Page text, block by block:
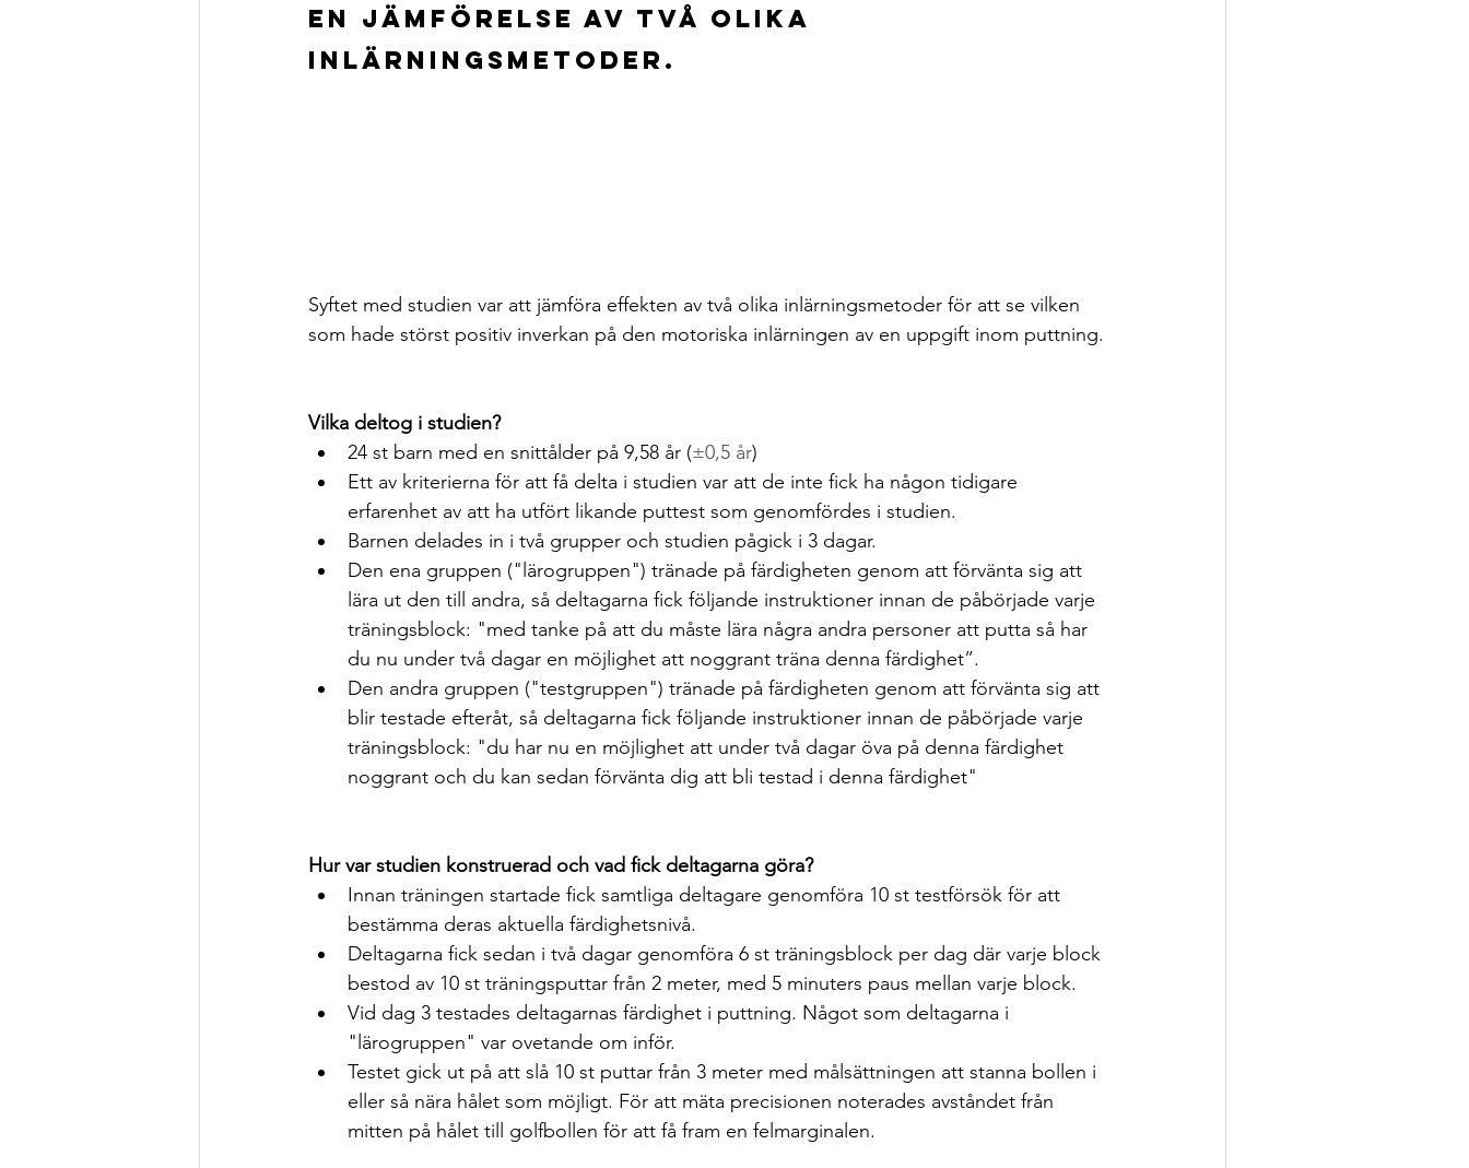
En jämförelse av två olika
inlärningsmetoder.
Syftet med studien var att jämföra effekten av två olika inlärningsmetoder för att se vilken
som hade störst positiv inverkan på den motoriska inlärningen av en uppgift inom puttning.
Vilka deltog i studien?
24 st barn med en snittålder på 9,58 år (±0,5 år)
Ett av kriterierna för att få delta i studien var att de inte fick ha någon tidigare
erfarenhet av att ha utfört likande puttest som genomfördes i studien.
Barnen delades in i två grupper och studien pågick i 3 dagar.
Den ena gruppen ("lärogruppen") tränade på färdigheten genom att förvänta sig att
lära ut den till andra, så deltagarna fick följande instruktioner innan de påbörjade varje
träningsblock: "med tanke på att du måste lära några andra personer att putta så har
du nu under två dagar en möjlighet att noggrant träna denna färdighet”.
Den andra gruppen ("testgruppen") tränade på färdigheten genom att förvänta sig att
blir testade efteråt, så deltagarna fick följande instruktioner innan de påbörjade varje
träningsblock: "du har nu en möjlighet att under två dagar öva på denna färdighet
noggrant och du kan sedan förvänta dig att bli testad i denna färdighet"
Hur var studien konstruerad och vad fick deltagarna göra?
Innan träningen startade fick samtliga deltagare genomföra 10 st testförsök för att
bestämma deras aktuella färdighetsnivå.
Deltagarna fick sedan i två dagar genomföra 6 st träningsblock per dag där varje block
bestod av 10 st träningsputtar från 2 meter, med 5 minuters paus mellan varje block.
Vid dag 3 testades deltagarnas färdighet i puttning. Något som deltagarna i
"lärogruppen" var ovetande om inför.
Testet gick ut på att slå 10 st puttar från 3 meter med målsättningen att stanna bollen i
eller så nära hålet som möjligt. För att mäta precisionen noterades avståndet från
mitten på hålet till golfbollen för att få fram en felmarginalen.